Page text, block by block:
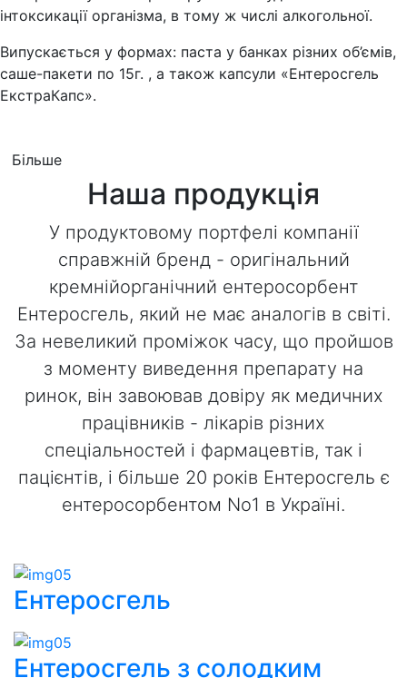
інтоксикації організма, в тому ж числі алкогольної.
Випускається у формах: паста у банках різних об’ємів,
саше-пакети по 15г. , а також капсули «Ентеросгель
ЕкстраКапс».
Більше
Наша продукція
У продуктовому портфелі компанії
справжній бренд - оригінальний
кремнійорганічний ентеросорбент
Ентеросгель, який не має аналогів в світі.
За невеликий проміжок часу, що пройшов
з моменту виведення препарату на
ринок, він завоював довіру як медичних
працівників - лікарів різних
спеціальностей і фармацевтів, так і
пацієнтів, і більше 20 років Ентеросгель є
ентеросорбентом No1 в Україні.
Ентеросгель
Ентеросгель з солодким